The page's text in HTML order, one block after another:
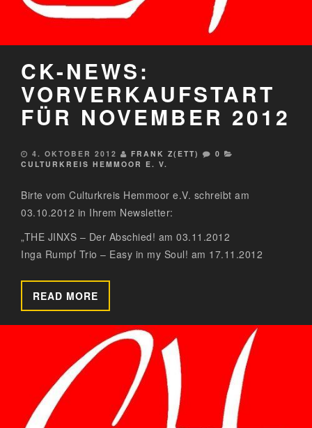
CK-NEWS:
VORVERKAUFSTART
FÜR NOVEMBER 2012
4. OKTOBER 2012 FRANK Z(ETT)
0
CULTURKREIS HEMMOOR E. V.
Birte vom Culturkreis Hemmoor e.V. schreibt am
03.10.2012 in Ihrem Newsletter:
„THE JINXS – Der Abschied! am 03.11.2012
Inga Rumpf Trio – Easy in my Soul! am 17.11.2012
READ MORE